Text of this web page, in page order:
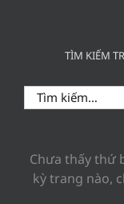
TÌM KIẾM
Search
for:
Chưa thấy thứ
kỳ trang nào,